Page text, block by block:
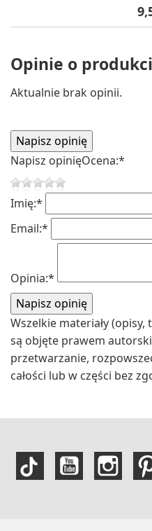
Opinie o
Aktualnie brak opinii.
Napisz opinięOcena:*
Imię:*
Email:*
Opinia:*
Wszelkie materiały
są objęte prawem
przetwarzanie,
całości lub w części bez